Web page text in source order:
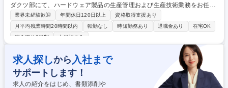
ダクツ部にて、ハードウェア製品の生産管理および生産技術業務をお任せ
します。お客様の注文に合わせた生産計画の策定や納期調整など、製造現
場を支える重要なポジションです。 【詳細】■生産計画策定、材料手配、
工程段取り調整■作業手順・設備条件の見直し等の工程改善■新製品立ち上
活動 【働き方について】残業は月10～20時間程度。基本は出社ですが、
必要に応じて在宅勤務も可能です。 ※変更の範囲：当社の指定する業務
募集職種 【習志野】生産管理・生産技術◆日立G/休日126日/福利厚生充実
業界未経験歓迎 年間休日120日以上
資格取得支援あり
月平均残業時間20時間以内
転勤なし 時短勤務あり 退職金あり
在宅OK
完全週休2日制
土日祝休み
求人探しから 入社まで
サポートします！
求人の紹介をはじめ、書類添削や